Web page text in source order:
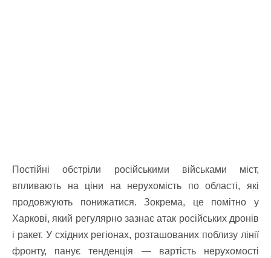
Постійні обстріли російськими військами міст,
впливають на ціни на нерухомість по області, які
продовжують понижатися. Зокрема, це помітно у
Харкові, який регулярно зазнає атак російських дронів
і ракет. У східних регіонах, розташованих поблизу лінії
фронту, панує тенденція — вартість нерухомості